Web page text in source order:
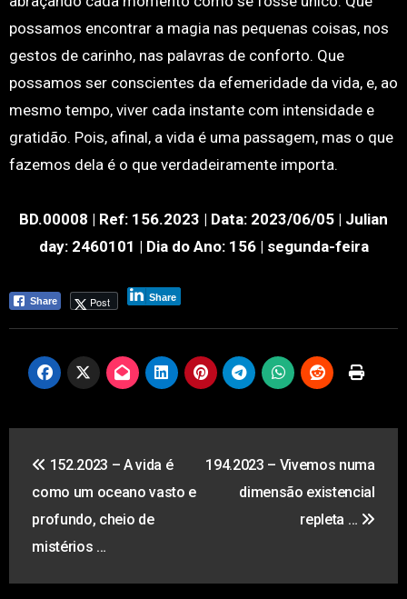
possamos encontrar a magia nas pequenas coisas, nos
gestos de carinho, nas palavras de conforto. Que
possamos ser conscientes da efemeridade da vida, e, ao
mesmo tempo, viver cada instante com intensidade e
gratidão. Pois, afinal, a vida é uma passagem, mas o que
fazemos dela é o que verdadeiramente importa.
BD.00008 | Ref: 156.2023 | Data: 2023/06/05 | Julian
day: 2460101 | Dia do Ano: 156 | segunda-feira
Share Post Share
de
artigos
152.2023 – A vida é
como um oceano vasto e
profundo, cheio de
mistérios …
194.2023 – Vivemos numa
dimensão existencial
repleta …